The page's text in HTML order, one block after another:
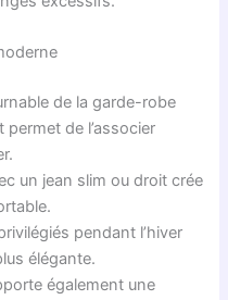
de la garde-robe
de l’associer
un jean slim ou droit crée
pendant l’hiver
élégante.
également une